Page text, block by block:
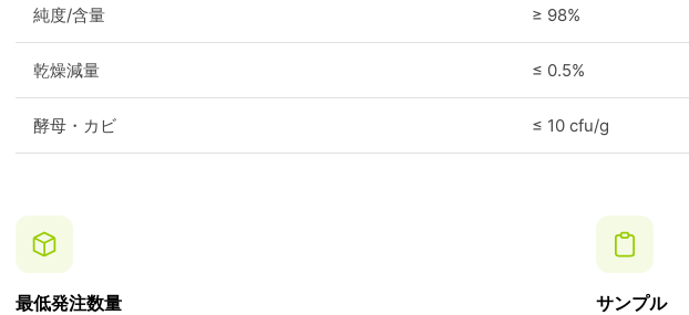
純度/含量 ≥ 98%
乾燥減量 ≤ 0.5%
酵母・カビ ≤ 10 cfu/g
最低発注数量 サンプル